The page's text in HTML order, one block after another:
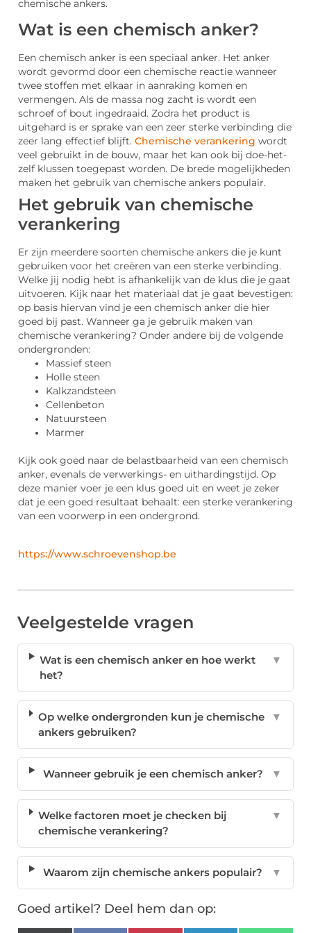
chemische ankers.
Wat is een chemisch anker?
Een chemisch anker is een speciaal anker. Het anker
wordt gevormd door een chemische reactie wanneer
twee stoffen met elkaar in aanraking komen en
vermengen. Als de massa nog zacht is wordt een
schroef of bout ingedraaid. Zodra het product is
uitgehard is er sprake van een zeer sterke verbinding die
zeer lang effectief blijft. Chemische verankering wordt
veel gebruikt in de bouw, maar het kan ook bij doe-het-
zelf klussen toegepast worden. De brede mogelijkheden
maken het gebruik van chemische ankers populair.
Het gebruik van chemische
verankering
Er zijn meerdere soorten chemische ankers die je kunt
gebruiken voor het creëren van een sterke verbinding.
Welke jij nodig hebt is afhankelijk van de klus die je gaat
uitvoeren. Kijk naar het materiaal dat je gaat bevestigen:
op basis hiervan vind je een chemisch anker die hier
goed bij past. Wanneer ga je gebruik maken van
chemische verankering? Onder andere bij de volgende
ondergronden:
Massief steen
Holle steen
Kalkzandsteen
Cellenbeton
Natuursteen
Marmer
Kijk ook goed naar de belastbaarheid van een chemisch
anker, evenals de verwerkings- en uithardingstijd. Op
deze manier voer je een klus goed uit en weet je zeker
dat je een goed resultaat behaalt: een sterke verankering
van een voorwerp in een ondergrond.
https://www.schroevenshop.be
Veelgestelde vragen
Wat is een chemisch anker en hoe werkt
het?
▼
Op welke ondergronden kun je chemische
ankers gebruiken?
▼
Wanneer gebruik je een chemisch anker? ▼
Welke factoren moet je checken bij
chemische verankering?
▼
Waarom zijn chemische ankers populair? ▼
Goed artikel? Deel hem dan op: